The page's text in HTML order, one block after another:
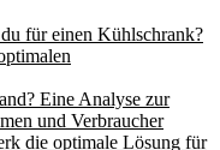
für einen Kühlschrank?
Eine Analyse zur
und Verbraucher
die optimale Lösung für